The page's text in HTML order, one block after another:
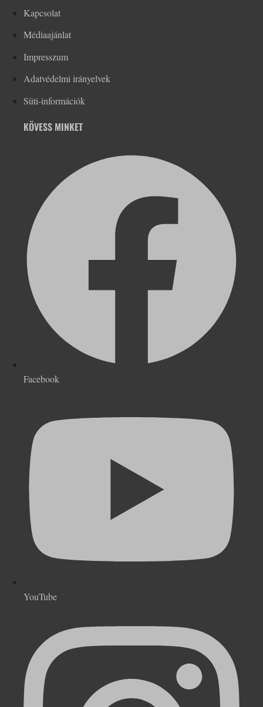
Kapcsolat
Médiaajánlat
Impresszum
Adatvédelmi irányelvek
Süti-információk
KÖVESS MINKET
Facebook
YouTube